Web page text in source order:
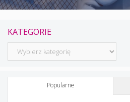
KATEGORIE
Kategorie
Popularne